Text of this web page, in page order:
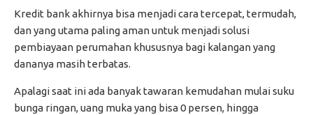
Kredit bank akhirnya bisa menjadi cara tercepat, termudah,
dan yang utama paling aman untuk menjadi solusi
pembiayaan perumahan khususnya bagi kalangan yang
dananya masih terbatas.
Apalagi saat ini ada banyak tawaran kemudahan mulai suku
bunga ringan, uang muka yang bisa 0 persen, hingga